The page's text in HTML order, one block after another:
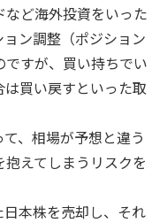
ど海外投資をいった
ン調整（ポジション
すが、買い持ちでい
買い戻すといった取
、相場が予想と違う
えてしまうリスクを
本株を売却し、それ